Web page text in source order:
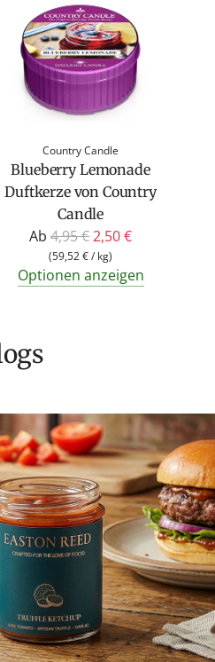
Country Candle
Blueberry Lemonade
Duftkerze von Country
Candle
Ab R
e
g
r
P
r
e
i
s
4,95 €2,50 €
(59,52 €/ kg)
Optionen anzeigen